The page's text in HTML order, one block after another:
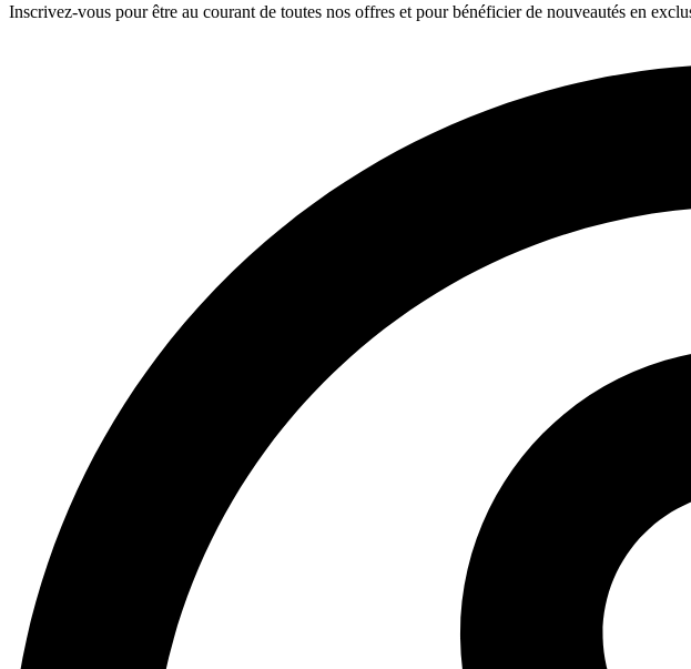
Inscrivez-vous pour être au courant de toutes nos offres et pour bénéficier de nouveautés en